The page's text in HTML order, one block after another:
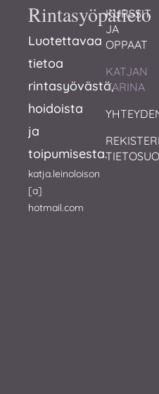
Rintasyöpätieto
Luotettavaa
tietoa
rintasyövästä,
hoidoista
ja
toipumisesta.
katja.leinoloison
[a]
hotmail.com
KURSSIT
JA
OPPAAT
KATJAN
TARINA